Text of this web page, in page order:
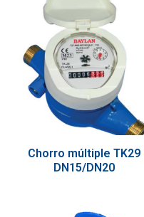
Chorro múltiple TK29
DN15/DN20